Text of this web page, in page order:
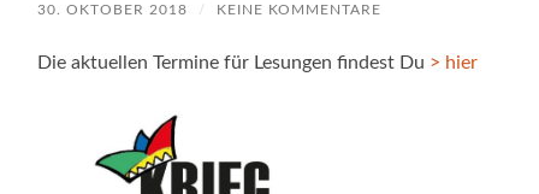
30. OKTOBER 2018 / KEINE KOMMENTARE
Die aktuellen Termine für Lesungen findest Du > hier